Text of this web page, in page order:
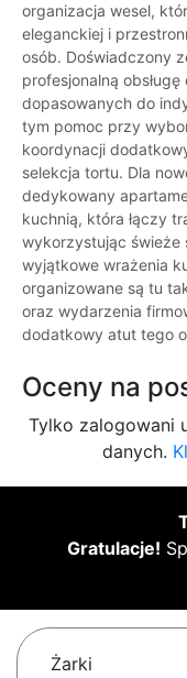
organizacja wesel,
eleganckiej i
osób. Doświadczony
profesjonalną
dopasowanych do
tym pomoc przy
koordynacji
selekcja tortu. Dla
dedykowany
kuchnią, która łączy
wykorzystując świeże
wyjątkowe wrażenia
organizowane są tu
oraz wydarzenia
dodatkowy atut tego
Oceny na
Tylko zalogowani
danych.
Gratulacje!
Żarki